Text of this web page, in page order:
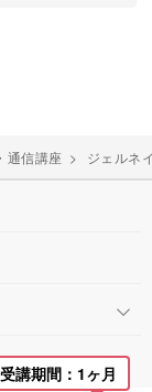
通信講座 > ジェルネ
受講期間：1ヶ月
한국어